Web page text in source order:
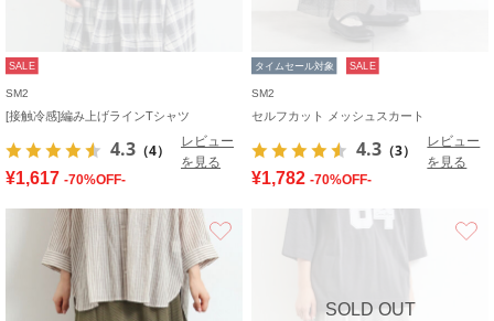
SALE
SM2
[接触冷感]編み上げラインTシャツ
4.3 （4）
レビュー
を見る
¥1,617 -70%OFF-
タイムセール対象 SALE
SM2
セルフカット メッシュスカート
4.3 （3）
レビュー
を見る
¥1,782 -70%OFF-
SOLD OUT